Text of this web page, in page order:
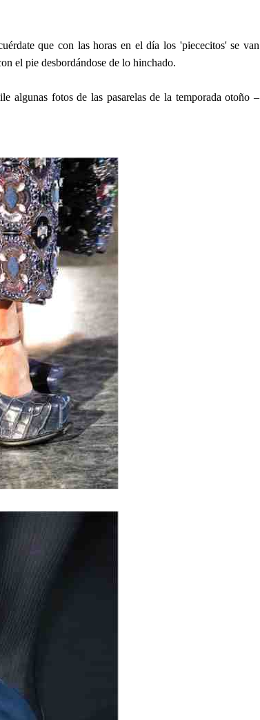
que con las horas en el día los 'piececitos' se van
el pie desbordándose de lo hinchado.
algunas fotos de las pasarelas de la temporada otoño –